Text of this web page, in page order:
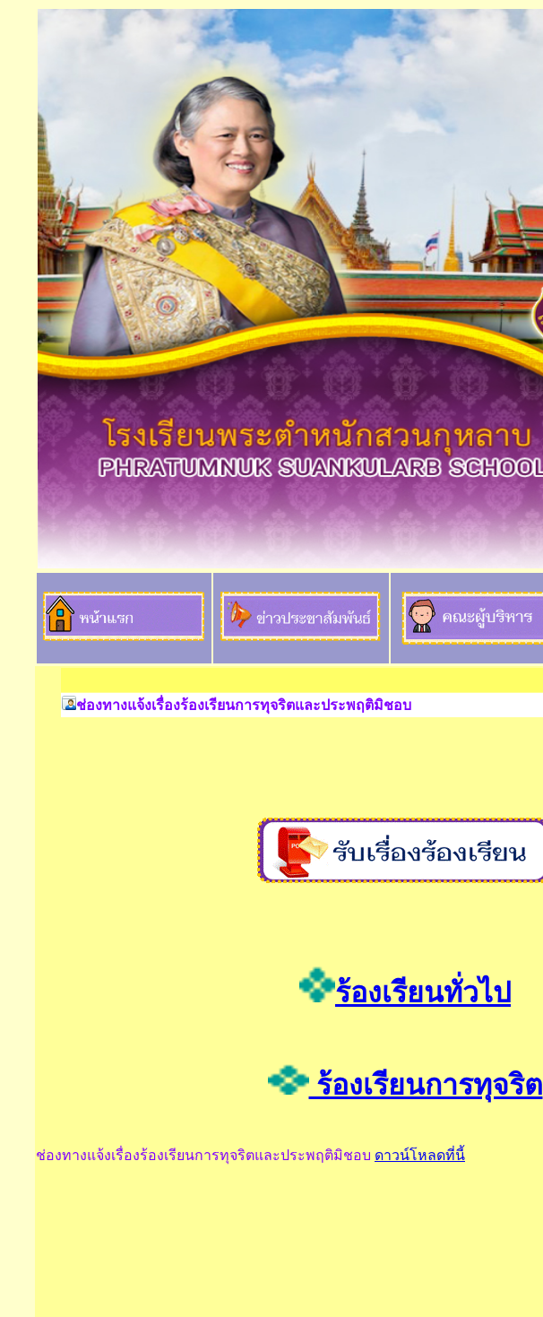
ช่องทางแจ้งเรื่องร้องเรียนการทุจริตและประพฤติมิชอบ
ร้องเรียนทั่วไป
ร้องเรียนการทุจริต
ช่องทางแจ้งเรื่องร้องเรียนการทุจริตและประพฤติมิชอบ ดาวน์โหลดที่นี้